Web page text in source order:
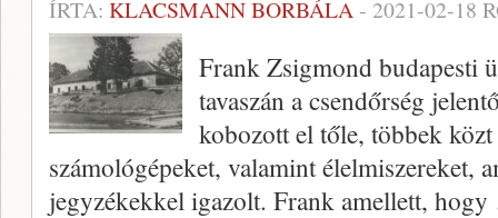
ÍRTA: KLACSMANN BORBÁLA- 2021-02-18
Frank Zsigmond budapesti
tavaszán a csendőrség
kobozott el tőle, többek
számológépeket, valamint élelmiszereket,
jegyzékekkel igazolt. Frank amellett, hogy